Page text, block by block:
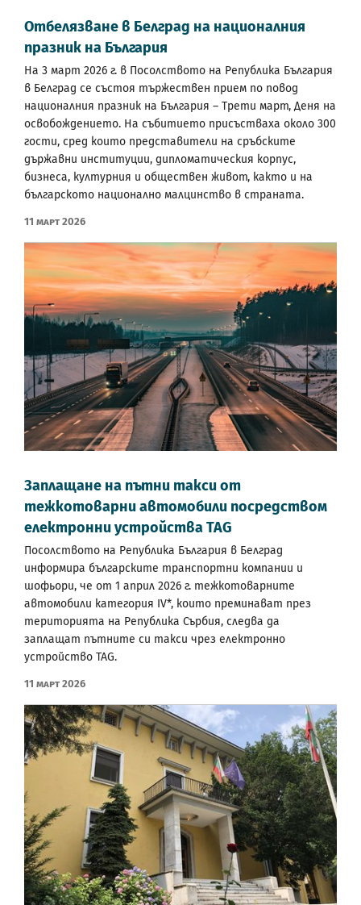
Отбелязване в Белград на националния
празник на България
На 3 март 2026 г. в Посолството на Република България
в Белград се състоя тържествен прием по повод
националния празник на България – Трети март, Деня на
освобождението. На събитието присъстваха около 300
гости, сред които представители на сръбските
държавни институции, дипломатическия корпус,
бизнеса, културния и обществен живот, както и на
българското национално малцинство в страната.
11 Март 2026
Заплащане на пътни такси от
тежкотоварни автомобили посредством
електронни устройства TAG
Посолството на Република България в Белград
информира българските транспортни компании и
шофьори, че от 1 април 2026 г. тежкотоварните
автомобили категория IV*, които преминават през
територията на Република Сърбия, следва да
заплащат пътните си такси чрез електронно
устройство TAG.
11 Март 2026